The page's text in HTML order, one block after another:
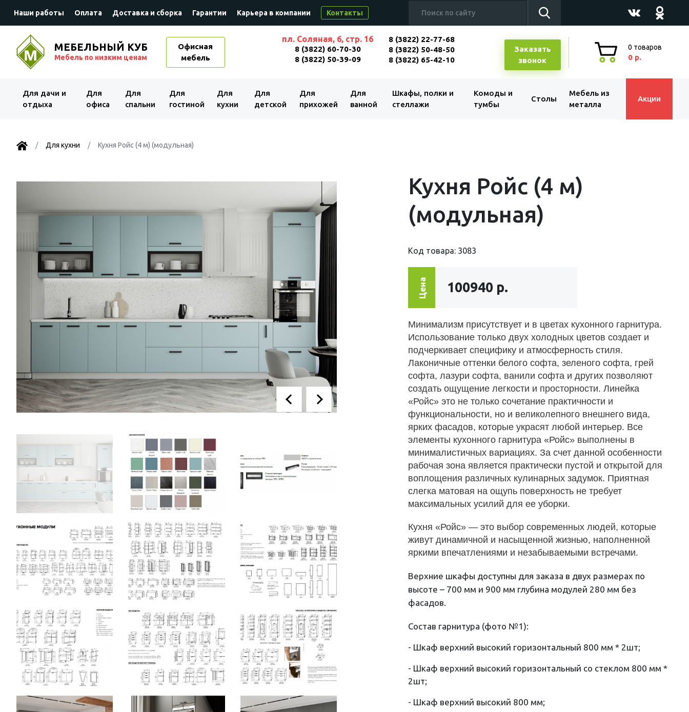
Наши работы Оплата Доставка и сборка Гарантии Карьера в компании Контакты
МЕБЕЛЬНЫЙ КУБ
Мебель по низким ценам
Офисная
мебель
пл. Соляная, 6, стр. 16
8 (3822) 60-70-30
8 (3822) 50-39-09
8 (3822) 22-77-68
8 (3822) 50-48-50
8 (3822) 65-42-10
Заказать
звонок
0 товаров
0 р.
Для дачи и
отдыха
Для
офиса
Для
спальни
Для
гостиной
Для
кухни
Для
детской
Для
прихожей
Для
ванной
Шкафы, полки и
стеллажи
Комоды и
тумбы
Столы
Мебель из
металла
Акции
Для кухни Кухня Ройс (4 м) (модульная)
Кухня Ройс (4 м)
(модульная)
Код товара: 3083
Цена 100940 р.
Минимализм присутствует и в цветах кухонного гарнитура.
Использование только двух холодных цветов создает и
подчеркивает специфику и атмосферность стиля.
Лаконичные оттенки белого софта, зеленого софта, грей
софта, лазури софта, ванили софта и других позволяют
создать ощущение легкости и просторности. Линейка
«Ройс» это не только сочетание практичности и
функциональности, но и великолепного внешнего вида,
ярких фасадов, которые украсят любой интерьер. Все
элементы кухонного гарнитура «Ройс» выполнены в
минималистичных вариациях. За счет данной особенности
рабочая зона является практически пустой и открытой для
воплощения различных кулинарных задумок. Приятная
слегка матовая на ощупь поверхность не требует
максимальных усилий для ее уборки.
Кухня «Ройс» — это выбор современных людей, которые
живут динамичной и насыщенной жизнью, наполненной
яркими впечатлениями и незабываемыми встречами.
Верхние шкафы доступны для заказа в двух размерах по
высоте – 700 мм и 900 мм глубина модулей 280 мм без
фасадов.
Состав гарнитура (фото №1):
- Шкаф верхний высокий горизонтальный 800 мм * 2шт;
- Шкаф верхний высокий горизонтальный со стеклом 800 мм *
2шт;
- Шкаф верхний высокий 800 мм;